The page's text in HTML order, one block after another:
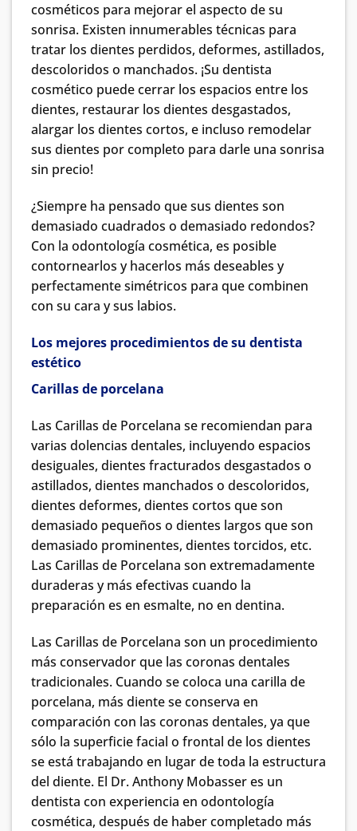
cosméticos para mejorar el aspecto de su
sonrisa. Existen innumerables técnicas para
tratar los dientes perdidos, deformes, astillados,
descoloridos o manchados. ¡Su dentista
cosmético puede cerrar los espacios entre los
dientes, restaurar los dientes desgastados,
alargar los dientes cortos, e incluso remodelar
sus dientes por completo para darle una sonrisa
sin precio!
¿Siempre ha pensado que sus dientes son
demasiado cuadrados o demasiado redondos?
Con la odontología cosmética, es posible
contornearlos y hacerlos más deseables y
perfectamente simétricos para que combinen
con su cara y sus labios.
Los mejores procedimientos de su dentista
estético
Carillas de porcelana
Las Carillas de Porcelana se recomiendan para
varias dolencias dentales, incluyendo espacios
desiguales, dientes fracturados desgastados o
astillados, dientes manchados o descoloridos,
dientes deformes, dientes cortos que son
demasiado pequeños o dientes largos que son
demasiado prominentes, dientes torcidos, etc.
Las Carillas de Porcelana son extremadamente
duraderas y más efectivas cuando la
preparación es en esmalte, no en dentina.
Las Carillas de Porcelana son un procedimiento
más conservador que las coronas dentales
tradicionales. Cuando se coloca una carilla de
porcelana, más diente se conserva en
comparación con las coronas dentales, ya que
sólo la superficie facial o frontal de los dientes
se está trabajando en lugar de toda la estructura
del diente. El Dr. Anthony Mobasser es un
dentista con experiencia en odontología
cosmética, después de haber completado más